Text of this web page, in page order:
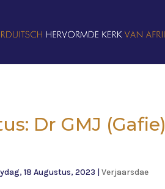
Dr GMJ
18 Augustus, 2023 |Verjaarsdae